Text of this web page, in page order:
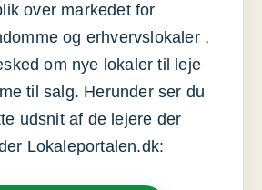
over markedet for
og erhvervslokaler ,
om nye lokaler til leje
til salg. Herunder ser du
udsnit af de lejere der
Lokaleportalen.dk: